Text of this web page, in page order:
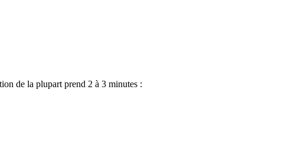
de la plupart prend 2 à 3 minutes :